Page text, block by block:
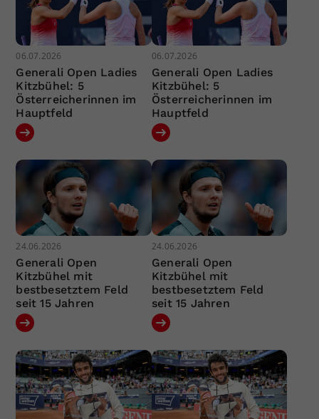
06.07.2026
Generali Open Ladies
Kitzbühel: 5
Österreicherinnen im
Hauptfeld
06.07.2026
Generali Open Ladies
Kitzbühel: 5
Österreicherinnen im
Hauptfeld
24.06.2026
Generali Open
Kitzbühel mit
bestbesetztem Feld
seit 15 Jahren
24.06.2026
Generali Open
Kitzbühel mit
bestbesetztem Feld
seit 15 Jahren